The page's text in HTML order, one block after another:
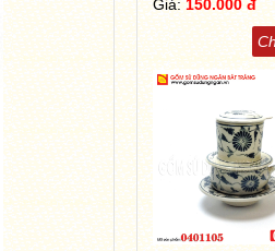
Giá: 150.000 đ